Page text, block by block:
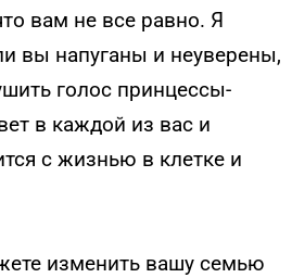
вам не все равно. Я
вы напуганы и неуверены,
голос принцессы-
в каждой из вас и
с жизнью в клетке и
изменить вашу семью